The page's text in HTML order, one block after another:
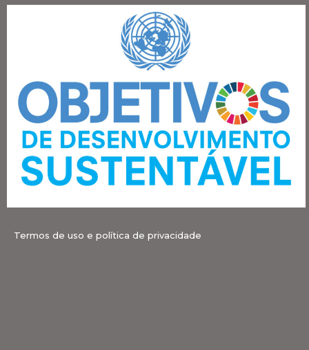
Termos de uso e política de privacidade